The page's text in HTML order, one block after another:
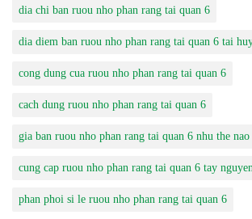
dia chi ban ruou nho phan rang tai quan 6
dia diem ban ruou nho phan rang tai quan 6 tai
cong dung cua ruou nho phan rang tai quan 6
cach dung ruou nho phan rang tai quan 6
gia ban ruou nho phan rang tai quan 6 nhu the nao
cung cap ruou nho phan rang tai quan 6 tay nguyen
phan phoi si le ruou nho phan rang tai quan 6